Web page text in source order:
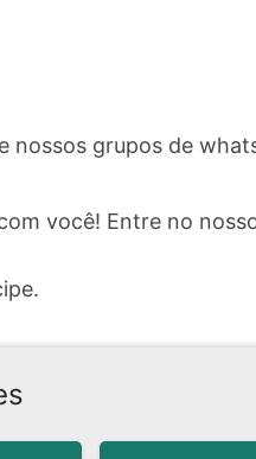
nossos grupos de
você! Entre no